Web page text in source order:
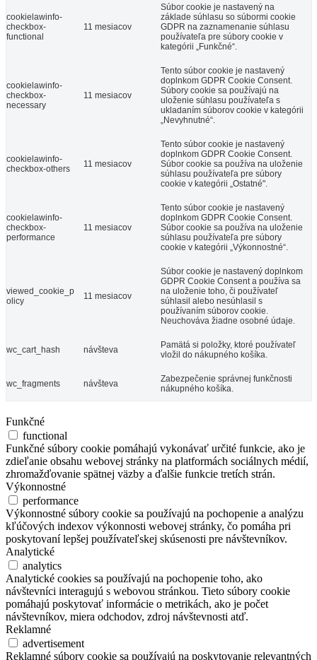
cookielawinfo-
checkbox-
functional
11 mesiacov
Súbor cookie je nastavený na
základe súhlasu so súbormi cookie
GDPR na zaznamenanie súhlasu
používateľa pre súbory cookie v
kategórii „Funkčné“.
cookielawinfo-
checkbox-
necessary
11 mesiacov
Tento súbor cookie je nastavený
doplnkom GDPR Cookie Consent.
Súbory cookie sa používajú na
uloženie súhlasu používateľa s
ukladaním súborov cookie v kategórii
„Nevyhnutné“.
cookielawinfo-
checkbox-others
11 mesiacov
Tento súbor cookie je nastavený
doplnkom GDPR Cookie Consent.
Súbor cookie sa používa na uloženie
súhlasu používateľa pre súbory
cookie v kategórii „Ostatné".
cookielawinfo-
checkbox-
performance
11 mesiacov
Tento súbor cookie je nastavený
doplnkom GDPR Cookie Consent.
Súbor cookie sa používa na uloženie
súhlasu používateľa pre súbory
cookie v kategórii „Výkonnostné“.
viewed_cookie_p
olicy
11 mesiacov
Súbor cookie je nastavený doplnkom
GDPR Cookie Consent a používa sa
na uloženie toho, či používateľ
súhlasil alebo nesúhlasil s
používaním súborov cookie.
Neuchováva žiadne osobné údaje.
wc_cart_hash návšteva
Pamätá si položky, ktoré používateľ
vložil do nákupného košíka.
wc_fragments návšteva
Zabezpečenie správnej funkčnosti
nákupného košíka.
Funkčné
functional
Funkčné súbory cookie pomáhajú vykonávať určité funkcie, ako je
zdieľanie obsahu webovej stránky na platformách sociálnych médií,
zhromažďovanie spätnej väzby a ďalšie funkcie tretích strán.
Výkonnostné
performance
Výkonnostné súbory cookie sa používajú na pochopenie a analýzu
kľúčových indexov výkonnosti webovej stránky, čo pomáha pri
poskytovaní lepšej používateľskej skúsenosti pre návštevníkov.
Analytické
analytics
Analytické cookies sa používajú na pochopenie toho, ako
návštevníci interagujú s webovou stránkou. Tieto súbory cookie
pomáhajú poskytovať informácie o metrikách, ako je počet
návštevníkov, miera odchodov, zdroj návštevnosti atď.
Reklamné
advertisement
Reklamné súbory cookie sa používajú na poskytovanie relevantných